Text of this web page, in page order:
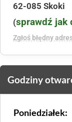
62-085 Skoki
(sprawdź jak
Zgłoś błędny
Godziny
Poniedziałek: